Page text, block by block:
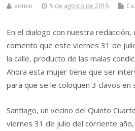
admin 5 de agosto de 2015
En el dialogo con nuestra redacción,
comento que este viernes 31 de
la calle, producto de las malas
Ahora esta mujer tiene que ser
para que se le coloquen 3 clavos en
Santiago, un vecino del Quinto
viernes 31 de julio del corriente